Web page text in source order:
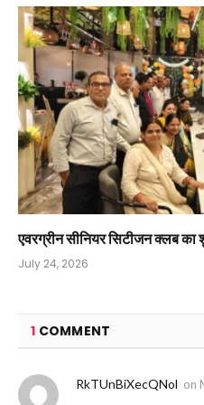
एवरग्रीन सीनियर सिटीजन क्लब का
July 24, 2026
1 COMMENT
RkTUnBiXecQNol on